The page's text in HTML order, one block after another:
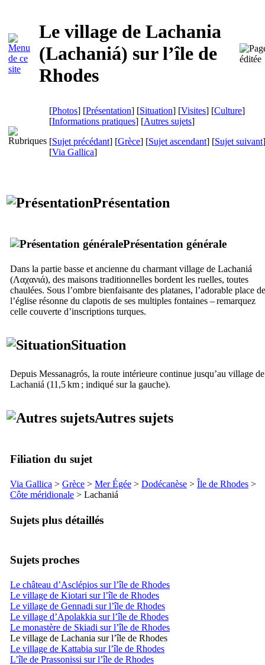
Le village de Lachania
(Lachaniá) sur l’île de
Rhodes
[Photos] [Présentation] [Situation] [Visites] [Culture]
[Informations pratiques] [Autres sujets]
[Sujet précédant] [Grèce] [Sujet ascendant] [Sujet suivant]
[Via Gallica]
Présentation
Présentation générale
Dans la partie basse et ancienne du charmant village de Lachaniá
(Λαχανιά), des maisons traditionnelles bordent les ruelles, toutes
chaulées. Sous l’ombre bienfaisante des platanes, l’adorable place de
l’église résonne du clapotis de ses multiples fontaines – remarquez
celle couverte d’inscriptions turques.
Situation
Depuis Messanagrós, la route intérieure continue jusqu’au village de
Lachaniá (11,5 km ; indiqué sur la gauche).
Autres sujets
Filiation du sujet
Via Gallica > Grèce > Mer Égée > Dodécanèse > Île de Rhodes >
Côte méridionale > Lachaniá
Sujets plus détaillés
Sujets proches
Le château d’Asclépios sur l’île de Rhodes
Le village de Kiotari sur l’île de Rhodes
Le village de Gennadi sur l’île de Rhodes
Le village d’Apolakkia sur l’île de Rhodes
Le monastère de Skiadi sur l’île de Rhodes
Le village de Lachania sur l’île de Rhodes
Le village de Kattabia sur l’île de Rhodes
L’île de Prassonissi sur l’île de Rhodes